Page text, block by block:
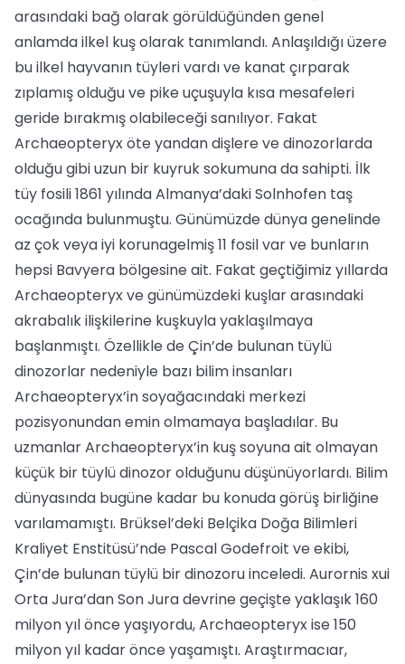
arasındaki bağ olarak görüldüğünden genel
anlamda ilkel kuş olarak tanımlandı. Anlaşıldığı üzere
bu ilkel hayvanın tüyleri vardı ve kanat çırparak
zıplamış olduğu ve pike uçuşuyla kısa mesafeleri
geride bırakmış olabileceği sanılıyor. Fakat
Archaeopteryx öte yandan dişlere ve dinozorlarda
olduğu gibi uzun bir kuyruk sokumuna da sahipti. İlk
tüy fosili 1861 yılında Almanya’daki Solnhofen taş
ocağında bulunmuştu. Günümüzde dünya genelinde
az çok veya iyi korunagelmiş 11 fosil var ve bunların
hepsi Bavyera bölgesine ait. Fakat geçtiğimiz yıllarda
Archaeopteryx ve günümüzdeki kuşlar arasındaki
akrabalık ilişkilerine kuşkuyla yaklaşılmaya
başlanmıştı. Özellikle de Çin’de bulunan tüylü
dinozorlar nedeniyle bazı bilim insanları
Archaeopteryx’in soyağacındaki merkezi
pozisyonundan emin olmamaya başladılar. Bu
uzmanlar Archaeopteryx’in kuş soyuna ait olmayan
küçük bir tüylü dinozor olduğunu düşünüyorlardı. Bilim
dünyasında bugüne kadar bu konuda görüş birliğine
varılamamıştı. Brüksel’deki Belçika Doğa Bilimleri
Kraliyet Enstitüsü’nde Pascal Godefroit ve ekibi,
Çin’de bulunan tüylü bir dinozoru inceledi. Aurornis xui
Orta Jura’dan Son Jura devrine geçişte yaklaşık 160
milyon yıl önce yaşıyordu, Archaeopteryx ise 150
milyon yıl kadar önce yaşamıştı. Araştırmacıar,